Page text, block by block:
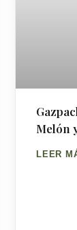
Melón
LEER